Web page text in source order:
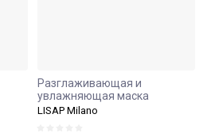
Разглаживающая и
увлажняющая маска
LISAP Milano